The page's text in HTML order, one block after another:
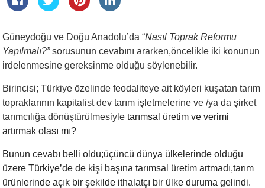
Güneydoğu ve Doğu Anadolu’da “Nasıl Toprak Reformu
Yapılmalı?”sorusunun cevabını ararken,öncelikle iki konunun
irdelenmesine gereksinme olduğu söylenebilir.
Birincisi; Türkiye özelinde feodaliteye ait köyleri kuşatan tarım
topraklarının kapitalist dev tarım işletmelerine ve /ya da şirket
tarımcılığa dönüştürülmesiyletarımsal üretim ve verimi
artırmak olası mı?
Bunun cevabı belli oldu;üçüncü dünya ülkelerinde olduğu
üzere Türkiye’de de kişi başına tarımsal üretim artmadı,tarım
ürünlerinde açık bir şekilde ithalatçı bir ülke duruma gelindi.